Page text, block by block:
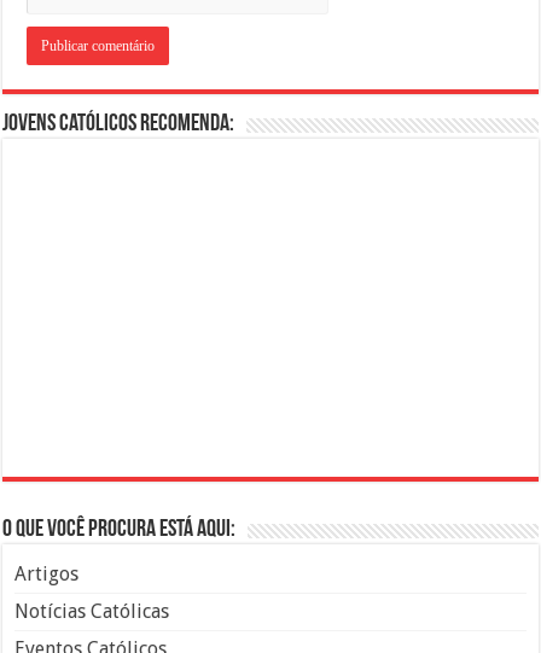
Jovens Católicos Recomenda:
O que você procura está aqui:
Artigos
Notícias Católicas